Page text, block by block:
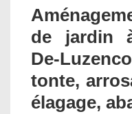
de jardin
De-
tonte,
élagage,